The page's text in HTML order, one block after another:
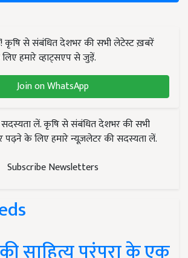
कृषि से संबंधित देशभर की सभी लेटेस्ट ख़बरें
हमारे व्हाट्सएप से जुड़ें.
Join on WhatsApp
लें. कृषि से संबंधित देशभर की सभी
के लिए हमारे न्यूज़लेटर की सदस्यता लें.
Subscribe Newsletters